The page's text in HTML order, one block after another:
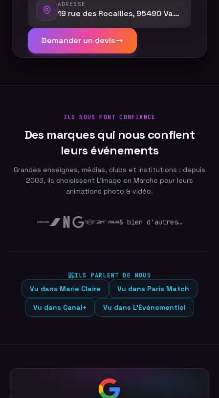
ADRESSE
19 rue des Rocailles, 95490 Vauréal
Demander un devis
ILS NOUS FONT CONFIANCE
Des marques qui nous confient
leurs événements
Grandes enseignes, médias, clubs et institutions : depuis
2003, ils choisissent L'Image en Marche pour leurs
animations photo & vidéo.
& bien d'autres…
ILS PARLENT DE NOUS
Vu dans Marie Claire Vu dans Paris Match
Vu dans Canal+ Vu dans L'Événementiel